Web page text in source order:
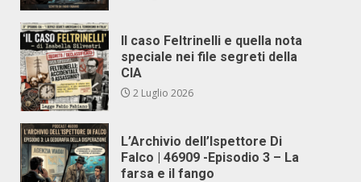
Il caso Feltrinelli e quella nota
speciale nei file segreti della
CIA
2 Luglio 2026
L’Archivio dell’Ispettore Di
Falco | 46909 -Episodio 3 – La
farsa e il fango